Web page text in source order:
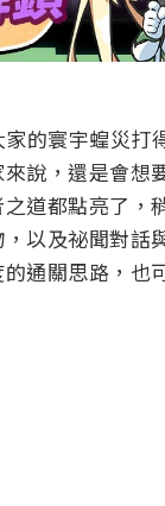
的寰宇蝗災打
說，還是會想
道都點亮了，
以及祕聞對話
通關思路，也